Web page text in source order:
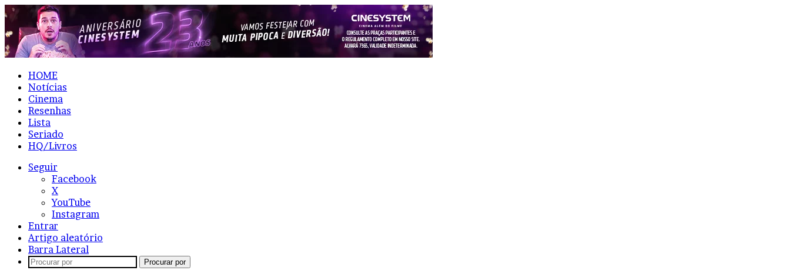
HOME
Notícias
Cinema
Resenhas
Lista
Seriado
HQ/Livros
Seguir
Facebook
X
YouTube
Instagram
Entrar
Artigo aleatório
Barra Lateral
Procurar por